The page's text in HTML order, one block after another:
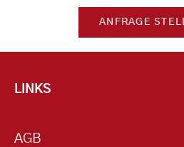
ANFRAGE
LINKS
AGB